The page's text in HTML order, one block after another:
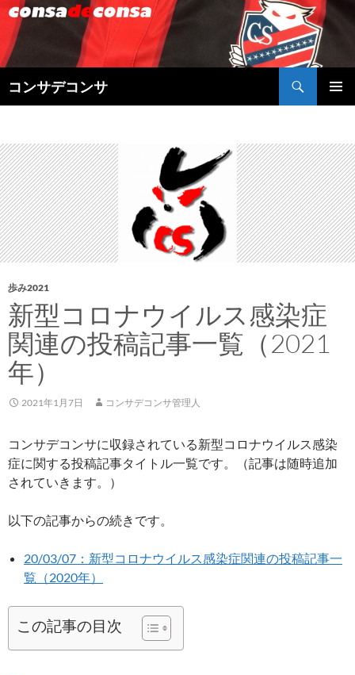
コンサデコンサ
索
ン
ツ
へ
ス
キ
ッ
プ
歩み2021
新型コロナウイルス感染症
関連の投稿記事一覧（2021
年）
2021年1月7日 コンサデコンサ管理人
コンサデコンサに収録されている新型コロナウイルス感染
症に関する投稿記事タイトル一覧です。（記事は随時追加
されていきます。）
以下の記事からの続きです。
20/03/07：新型コロナウイルス感染症関連の投稿記事一
覧（2020年）
この記事の目次